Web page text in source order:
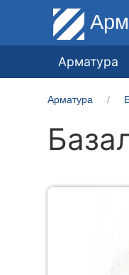
Арматура
Арматура